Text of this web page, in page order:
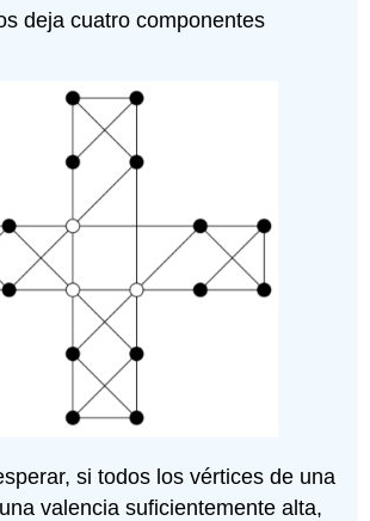
deja cuatro componentes
si todos los vértices de una
valencia suficientemente alta,